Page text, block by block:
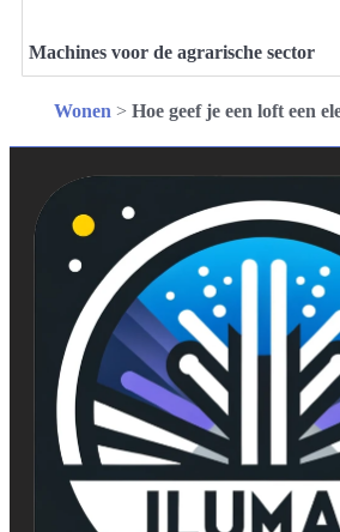
Machines voor de agrarische sector
Wonen > Hoe geef je een loft een